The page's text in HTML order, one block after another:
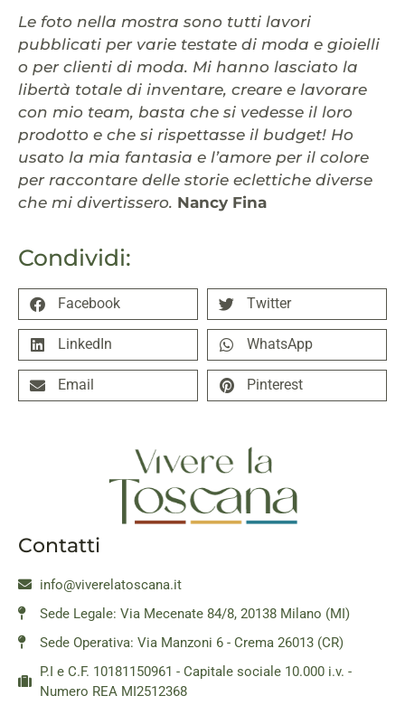
Condividi:
Facebook Twitter
LinkedIn WhatsApp
Email Pinterest
Le foto nella mostra sono tutti lavori
pubblicati per varie testate di moda e gioielli
o per clienti di moda. Mi hanno lasciato la
libertà totale di inventare, creare e lavorare
con mio team, basta che si vedesse il loro
prodotto e che si rispettasse il budget! Ho
usato la mia fantasia e l’amore per il colore
per raccontare delle storie eclettiche diverse
che mi divertissero. Nancy Fina
Contatti
info@viverelatoscana.it
Sede Legale: Via Mecenate 84/8, 20138 Milano (MI)
Sede Operativa: Via Manzoni 6 - Crema 26013 (CR)
P.I e C.F. 10181150961 - Capitale sociale 10.000 i.v. -
Numero REA MI2512368